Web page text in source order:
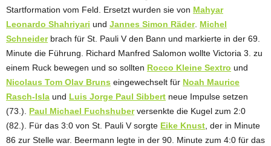
Startformation vom Feld. Ersetzt wurden sie von Mahyar
Leonardo Shahriyari und Jannes Simon Räder. Michel
Schneiderbrach für St. Pauli V den Bann und markierte in der 69.
Minute die Führung. Richard Manfred Salomon wollte Victoria 3. zu
einem Ruck bewegen und so sollten Rocco Kleine Sextro und
Nicolaus Tom Olav Bruns eingewechselt für Noah Maurice
Rasch-Isla und Luis Jorge Paul Sibbert neue Impulse setzen
(73.). Paul Michael Fuchshuberversenkte die Kugel zum 2:0
(82.). Für das 3:0 von St. Pauli V sorgte Eike Knust , der in Minute
86 zur Stelle war. Beermann legte in der 90. Minute zum 4:0 für das